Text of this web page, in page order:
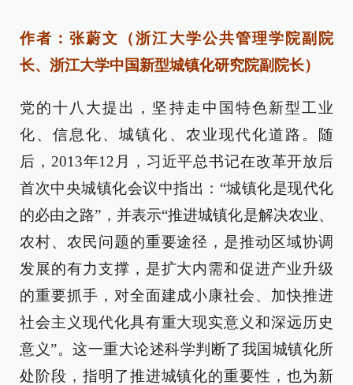
作者：张蔚文（浙江大学公共管理学院副院
长、浙江大学中国新型城镇化研究院副院长）
党的十八大提出，坚持走中国特色新型工业
化、信息化、城镇化、农业现代化道路。随
后，2013年12月，习近平总书记在改革开放后
首次中央城镇化会议中指出：“城镇化是现代化
的必由之路”，并表示“推进城镇化是解决农业、
农村、农民问题的重要途径，是推动区域协调
发展的有力支撑，是扩大内需和促进产业升级
的重要抓手，对全面建成小康社会、加快推进
社会主义现代化具有重大现实意义和深远历史
意义”。这一重大论述科学判断了我国城镇化所
处阶段，指明了推进城镇化的重要性，也为新